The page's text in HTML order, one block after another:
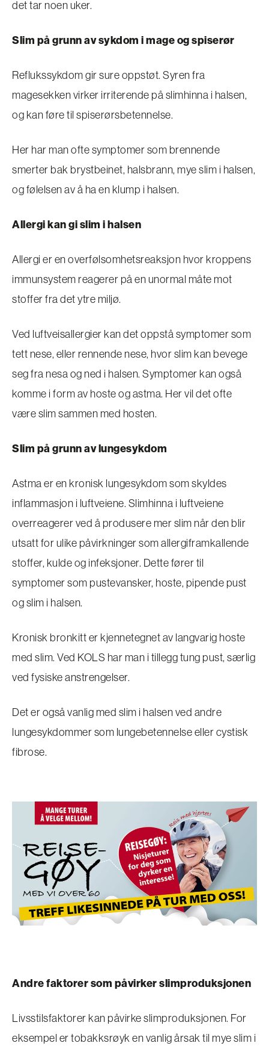
det tar noen uker.
Slim på grunn av sykdom i mage og spiserør
Reflukssykdom gir sure oppstøt. Syren fra
magesekken virker irriterende på slimhinna i halsen,
og kan føre til spiserørsbetennelse.
Her har man ofte symptomer som brennende
smerter bak brystbeinet, halsbrann, mye slim i halsen,
og følelsen av å ha en klump i halsen.
Allergi kan gi slim i halsen
Allergi er en overfølsomhetsreaksjon hvor kroppens
immunsystem reagerer på en unormal måte mot
stoffer fra det ytre miljø.
Ved luftveisallergier kan det oppstå symptomer som
tett nese, eller rennende nese, hvor slim kan bevege
seg fra nesa og ned i halsen. Symptomer kan også
komme i form av hoste og astma. Her vil det ofte
være slim sammen med hosten.
Slim på grunn av lungesykdom
Astma er en kronisk lungesykdom som skyldes
inflammasjon i luftveiene. Slimhinna i luftveiene
overreagerer ved å produsere mer slim når den blir
utsatt for ulike påvirkninger som allergiframkallende
stoffer, kulde og infeksjoner. Dette fører til
symptomer som pustevansker, hoste, pipende pust
og slim i halsen.
Kronisk bronkitt er kjennetegnet av langvarig hoste
med slim. Ved KOLS har man i tillegg tung pust, særlig
ved fysiske anstrengelser.
Det er også vanlig med slim i halsen ved andre
lungesykdommer som lungebetennelse eller cystisk
fibrose.
Andre faktorer som påvirker slimproduksjonen
Livsstilsfaktorer kan påvirke slimproduksjonen. For
eksempel er tobakksrøyk en vanlig årsak til mye slim i